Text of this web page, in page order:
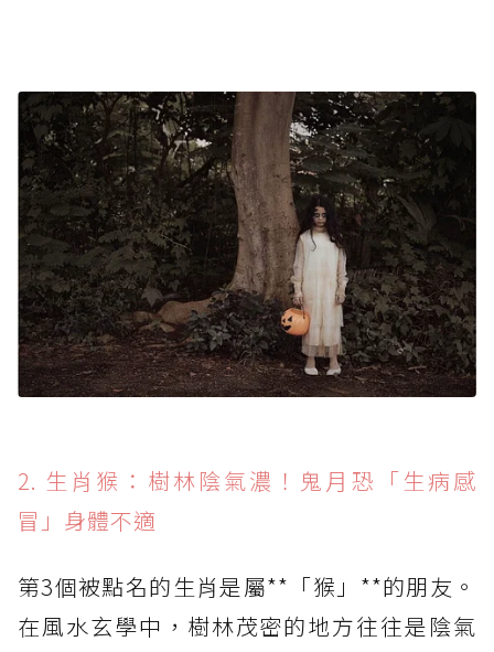
2. 生肖猴：樹林陰氣濃！鬼月恐「生病感
冒」身體不適
第3個被點名的生肖是屬**「猴」**的朋友。
在風水玄學中，樹林茂密的地方往往是陰氣